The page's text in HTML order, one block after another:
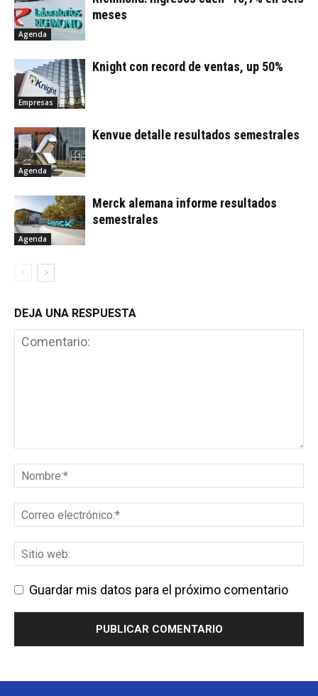
Agenda
meses
Empresas
Knight con record de ventas, up 50%
Agenda
Kenvue detalle resultados semestrales
Agenda
Merck alemana informe resultados
semestrales
DEJA UNA RESPUESTA
Guardar mis datos para el próximo comentario